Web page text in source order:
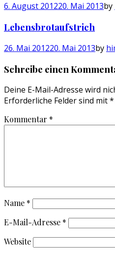
6. August 201220. Mai 2013by
Lebensbrotaufstrich
26. Mai 201220. Mai 2013by
Schreibe einen
Deine E-Mail-Adresse wird
Erforderliche Felder sind mit*
Kommentar *
Name *
E-Mail-Adresse *
Website